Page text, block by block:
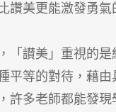
讚美更能激發勇氣
「讃美」重視的
平等的對待，藉
許多老師都能發